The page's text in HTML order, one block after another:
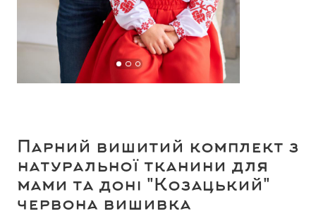
Парний вишитий комплект з
натуральної тканини для
мами та доні "Козацький"
червона вишивка